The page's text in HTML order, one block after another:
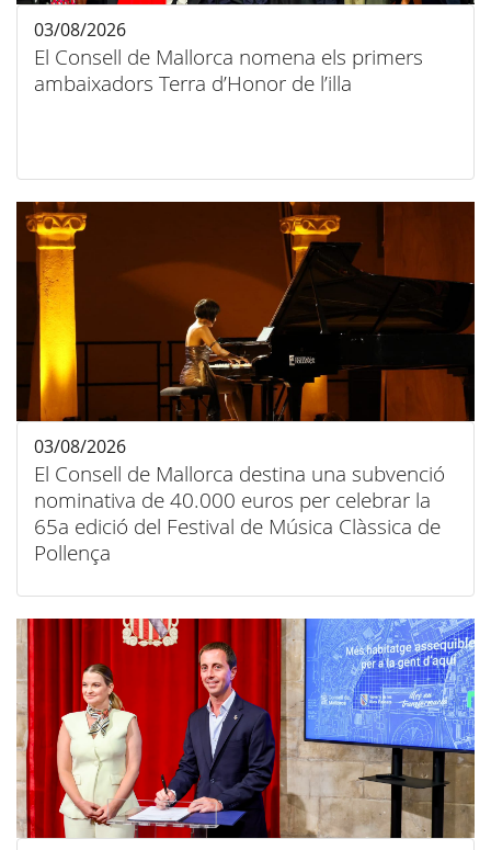
El Consell de Mallorca nomena els primers
ambaixadors Terra d’Honor de l’illa
03/08/2026
El Consell de Mallorca destina una subvenció
nominativa de 40.000 euros per celebrar la
65a edició del Festival de Música Clàssica de
Pollença
03/08/2026